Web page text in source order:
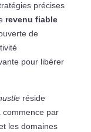
précises
revenu fiable
de
pour libérer
réside
commence par
les domaines